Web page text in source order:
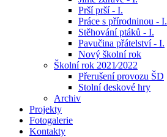
Prší prší - I.
Práce s přírodninou - I.
Stěhování ptáků - I.
Pavučina přátelství - I.
Nový školní rok
Školní rok 2021⁄2022
Přerušení provozu ŠD
Stolní deskové hry
Archiv
Projekty
Fotogalerie
Kontakty